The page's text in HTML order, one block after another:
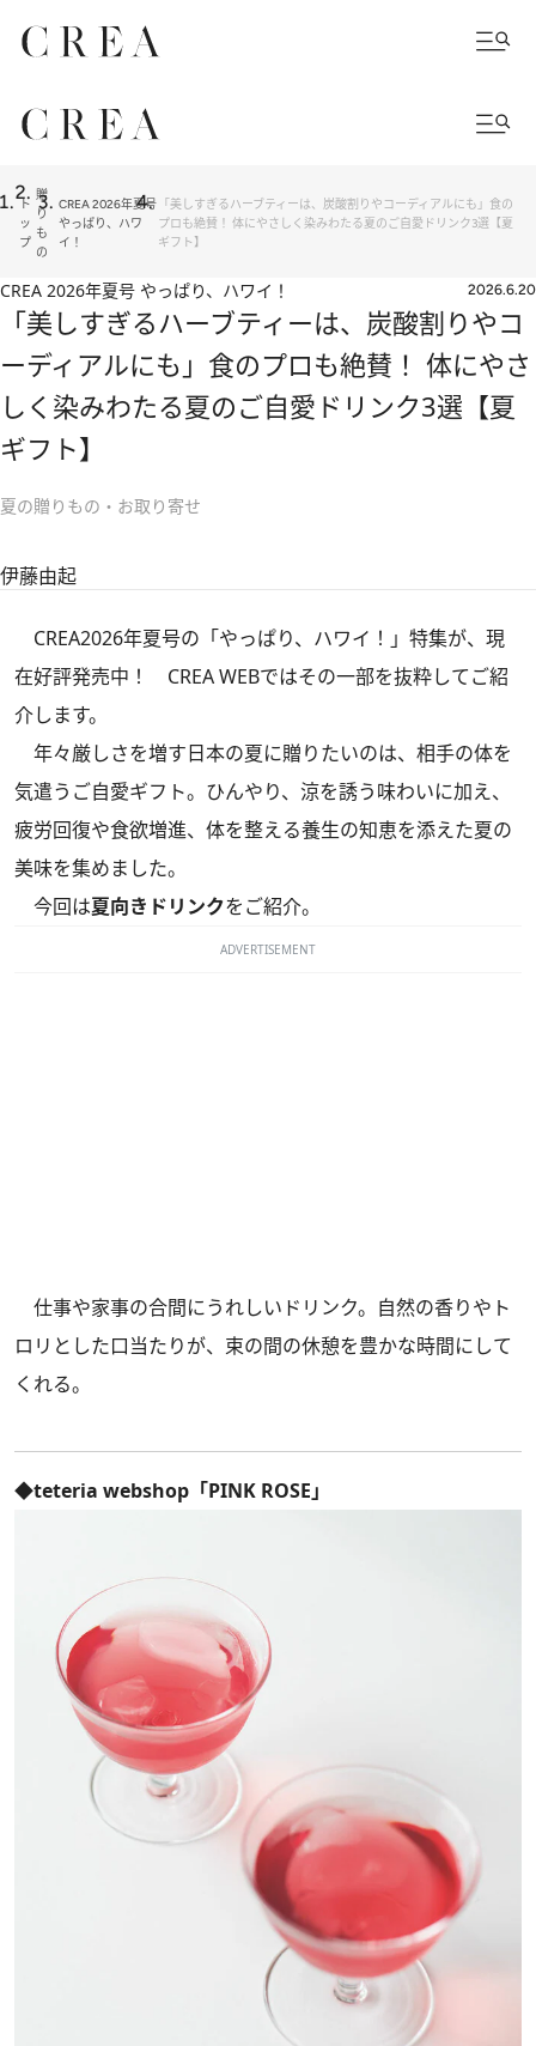
ト
ッ
プ
贈
り
も
の
CREA 2026年夏号
やっぱり、ハワ
イ！
「美しすぎるハーブティーは、炭酸割りやコーディアルにも」食の
プロも絶賛！ 体にやさしく染みわたる夏のご自愛ドリンク3選【夏
ギフト】
CREA 2026年夏号 やっぱり、ハワイ！ 2026.6.20
「美しすぎるハーブティーは、炭酸割りやコ
ーディアルにも」食のプロも絶賛！ 体にやさ
しく染みわたる夏のご自愛ドリンク3選【夏
ギフト】
夏の贈りもの・お取り寄せ
伊藤由起
CREA2026年夏号の「やっぱり、ハワイ！」特集が、現
在好評発売中！ CREA WEBではその一部を抜粋してご紹
介します。
年々厳しさを増す日本の夏に贈りたいのは、相手の体を
気遣うご自愛ギフト。ひんやり、涼を誘う味わいに加え、
疲労回復や食欲増進、体を整える養生の知恵を添えた夏の
美味を集めました。
今回は夏向きドリンクをご紹介。
ADVERTISEMENT
仕事や家事の合間にうれしいドリンク。自然の香りやト
ロリとした口当たりが、束の間の休憩を豊かな時間にして
くれる。
◆teteria webshop「PINK ROSE」